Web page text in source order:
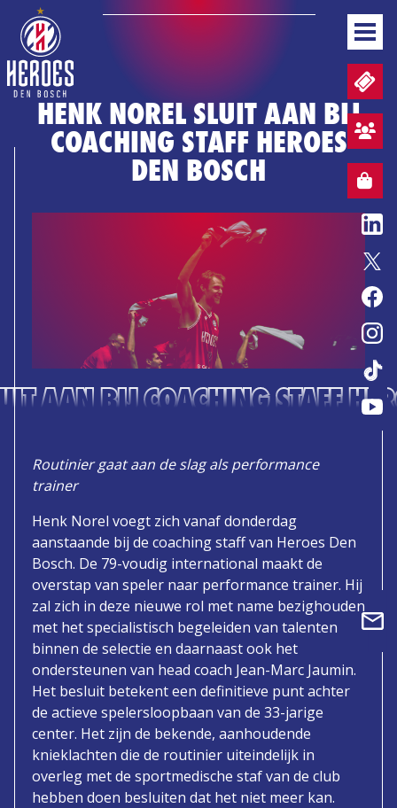
NEWS
TEAM
GAMEDAYS
STANDINGS
BUSINESS
WEBSHOP
FAN ZONE SIGN UP
HENK NOREL SLUIT AAN BIJ
COACHING STAFF HEROES
DEN BOSCH
AAN BIJ COACHING STAFF
Routinier gaat aan de slag als performance
trainer
Henk Norel voegt zich vanaf donderdag
aanstaande bij de coaching staff van Heroes Den
Bosch. De 79-voudig international maakt de
overstap van speler naar performance trainer. Hij
zal zich in deze nieuwe rol met name bezighouden
met het specialistisch begeleiden van talenten
binnen de selectie en daarnaast ook het
ondersteunen van head coach Jean-Marc Jaumin.
Het besluit betekent een definitieve punt achter
de actieve spelersloopbaan van de 33-jarige
center. Het zijn de bekende, aanhoudende
knieklachten die de routinier uiteindelijk in
overleg met de sportmedische staf van de club
hebben doen besluiten dat het niet meer kan.